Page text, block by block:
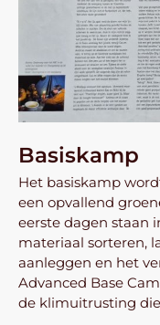
Basiskamp
Het basiskamp
een opvallend
eerste dagen staan
materiaal sorteren,
aanleggen en het
Advanced Base
de klimuitrusting